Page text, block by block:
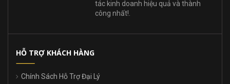
tác kinh doanh hiệu quả và thành
công nhất!.
HỖ TRỢ KHÁCH HÀNG
Chính Sách Hỗ Trợ Đại Lý